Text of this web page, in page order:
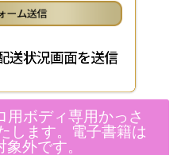
用ボディ専用かっさ
します。電子書籍は
外です。